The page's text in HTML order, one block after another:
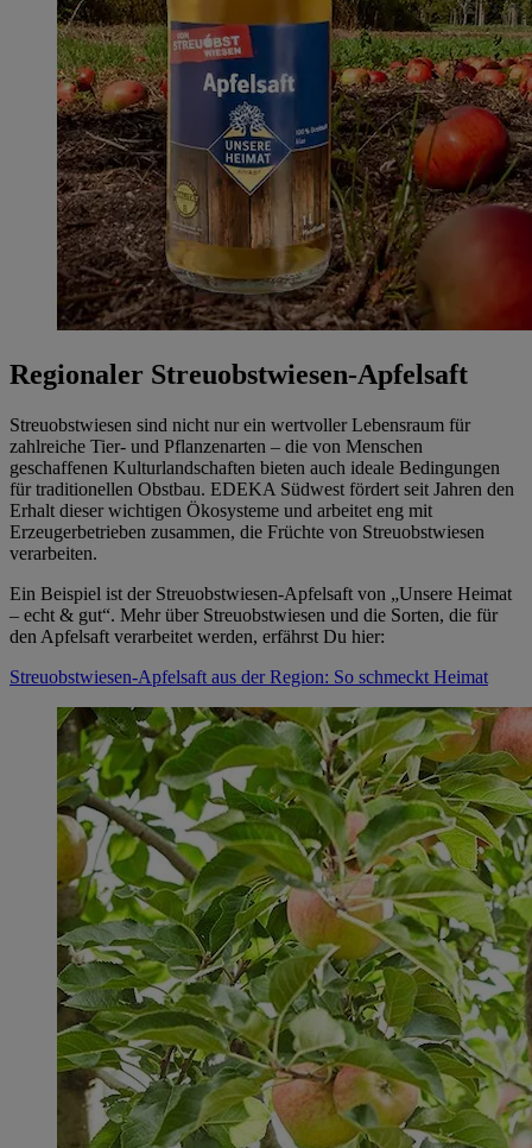
Regionaler Streuobstwiesen-Apfelsaft
Streuobstwiesen sind nicht nur ein wertvoller Lebensraum für
zahlreiche Tier- und Pflanzenarten – die von Menschen
geschaffenen Kulturlandschaften bieten auch ideale Bedingungen
für traditionellen Obstbau. EDEKA Südwest fördert seit Jahren den
Erhalt dieser wichtigen Ökosysteme und arbeitet eng mit
Erzeugerbetrieben zusammen, die Früchte von Streuobstwiesen
verarbeiten.
Ein Beispiel ist der Streuobstwiesen-Apfelsaft von „Unsere Heimat
– echt & gut“. Mehr über Streuobstwiesen und die Sorten, die für
den Apfelsaft verarbeitet werden, erfährst Du hier:
Streuobstwiesen-Apfelsaft aus der Region: So schmeckt Heimat